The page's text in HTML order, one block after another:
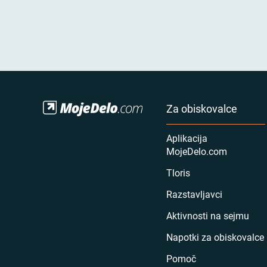
Za obiskovalce
Aplikacija
MojeDelo.com
Tloris
Razstavljavci
Aktivnosti na sejmu
Napotki za obiskovalce
Pomoč